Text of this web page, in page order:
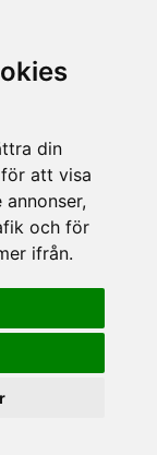
din
att visa
och för
ifrån.